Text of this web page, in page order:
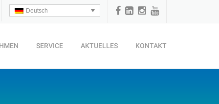
Deutsch
SERVICE AKTUELLES KONTAKT